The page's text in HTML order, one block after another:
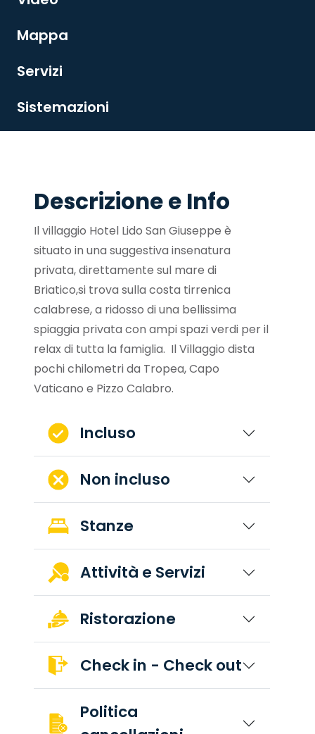
Mappa
Servizi
Sistemazioni
Descrizione e Info
Il villaggio Hotel Lido San Giuseppe è
situato in una suggestiva insenatura
privata, direttamente sul mare di
Briatico,si trova sulla costa tirrenica
calabrese, a ridosso di una bellissima
spiaggia privata con ampi spazi verdi per il
relax di tutta la famiglia. Il Villaggio dista
pochi chilometri da Tropea, Capo
Vaticano e Pizzo Calabro.
Incluso
Non incluso
Stanze
Attività e Servizi
Ristorazione
Check in - Check out
Politica